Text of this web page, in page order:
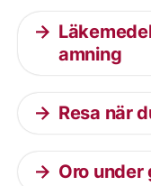
amning
Resa när
Oro